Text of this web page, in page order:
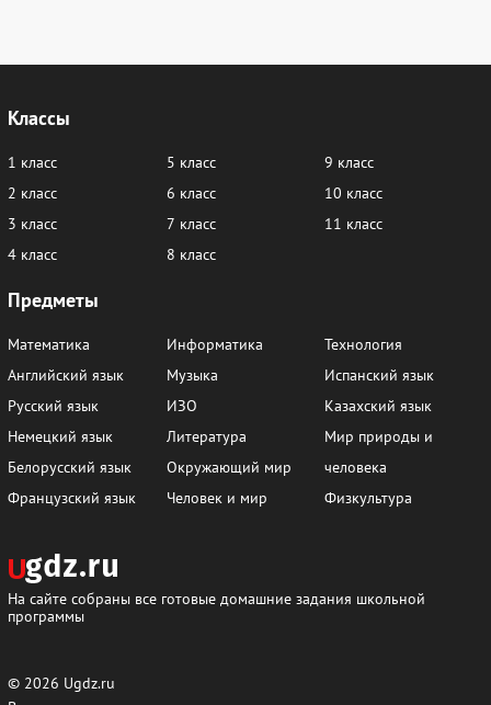
Классы
1 класс
2 класс
3 класс
4 класс
5 класс
6 класс
7 класс
8 класс
9 класс
10 класс
11 класс
Предметы
Математика
Английский язык
Русский язык
Немецкий язык
Белорусский язык
Французский язык
Информатика
Музыка
ИЗО
Литература
Окружающий мир
Человек и мир
Технология
Испанский язык
Казахский язык
Мир природы и
человека
Физкультура
На сайте собраны все готовые домашние задания школьной
программы
© 2026 Ugdz.ru